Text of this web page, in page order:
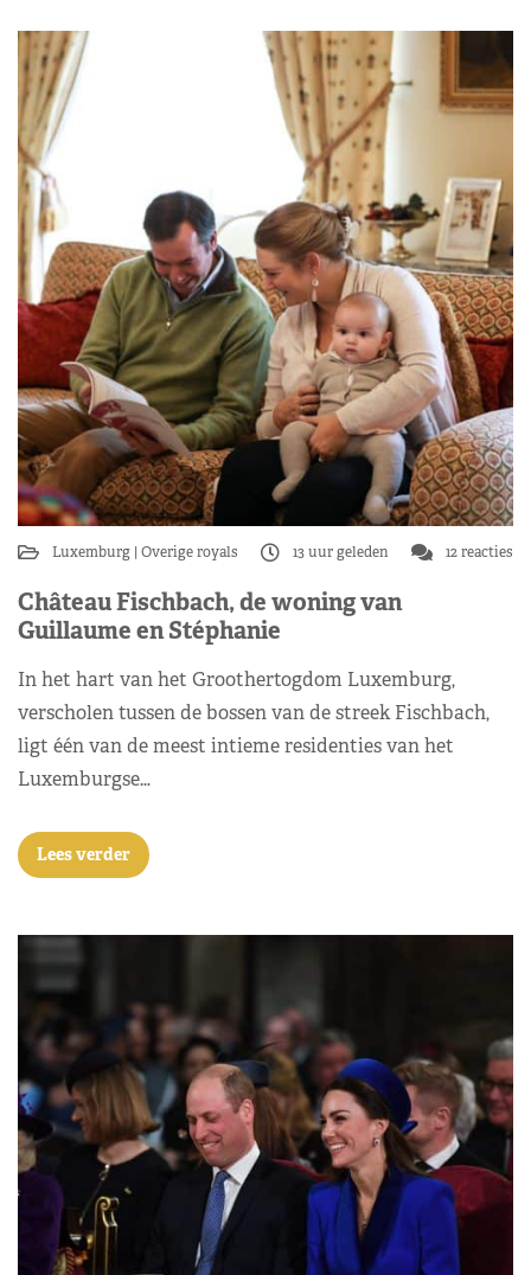
Luxemburg Overige royals 13 uur geleden 12 reacties
Château Fischbach, de woning van
Guillaume en Stéphanie
In het hart van het Groothertogdom Luxemburg,
verscholen tussen de bossen van de streek Fischbach,
ligt één van de meest intieme residenties van het
Luxemburgse…
Lees verder